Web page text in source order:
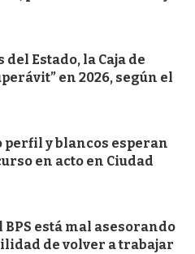
Estado, la Caja de
en 2026, según el
perfil y blancos esperan
en acto en Ciudad
está mal asesorando
de volver a trabajar